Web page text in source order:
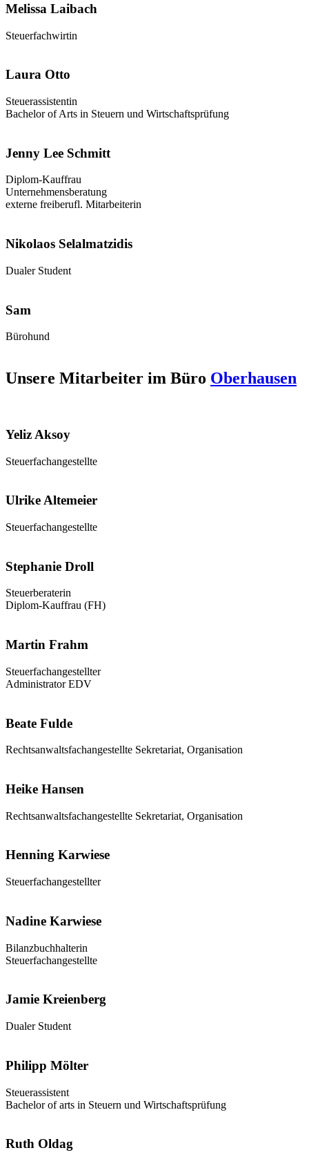
Melissa Laibach
Steuerfachwirtin
Laura Otto
Steuerassistentin
Bachelor of Arts in Steuern und Wirtschaftsprüfung
Jenny Lee Schmitt
Diplom-Kauffrau
Unternehmensberatung
externe freiberufl. Mitarbeiterin
Nikolaos Selalmatzidis
Dualer Student
Sam
Bürohund
Unsere Mitarbeiter im Büro Oberhausen
Yeliz Aksoy
Steuerfachangestellte
Ulrike Altemeier
Steuerfachangestellte
Stephanie Droll
Steuerberaterin
Diplom-Kauffrau (FH)
Martin Frahm
Steuerfachangestellter
Administrator EDV
Beate Fulde
Rechtsanwaltsfachangestellte Sekretariat, Organisation
Heike Hansen
Rechtsanwaltsfachangestellte Sekretariat, Organisation
Henning Karwiese
Steuerfachangestellter
Nadine Karwiese
Bilanzbuchhalterin
Steuerfachangestellte
Jamie Kreienberg
Dualer Student
Philipp Mölter
Steuerassistent
Bachelor of arts in Steuern und Wirtschaftsprüfung
Ruth Oldag